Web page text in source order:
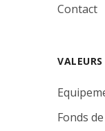
Contact
Fonds